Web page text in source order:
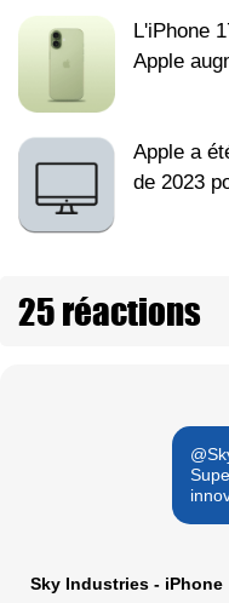
L'iPhone
Apple
Apple a
de 2023
25 réactions
Sky Industries - iPhone